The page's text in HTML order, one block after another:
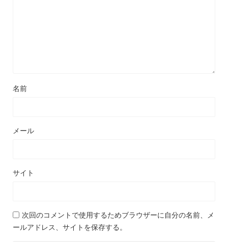
名前
メール
サイト
次回のコメントで使用するためブラウザーに自分の名前、メ
ールアドレス、サイトを保存する。